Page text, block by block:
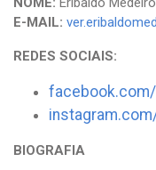
E-MAIL:
REDES SOCIAIS:
BIOGRAFIA